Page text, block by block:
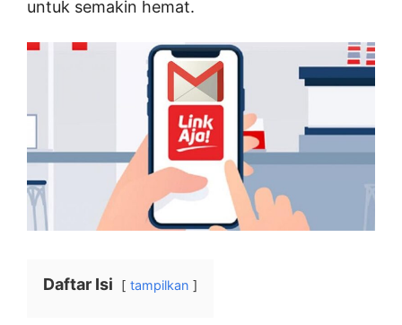
untuk semakin hemat.
Daftar Isi tampilkan